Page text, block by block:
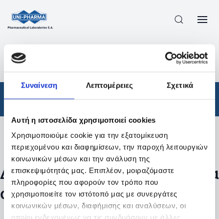
Συναίνεση Λεπτομέρειες Σχετικά
Αυτή η ιστοσελίδα χρησιμοποιεί cookies
Χρησιμοποιούμε cookie για την εξατομίκευση
περιεχομένου και διαφημίσεων, την παροχή λειτουργιών
κοινωνικών μέσων και την ανάλυση της
επισκεψιμότητάς μας. Επιπλέον, μοιραζόμαστε
πληροφορίες που αφορούν τον τρόπο που
χρησιμοποιείτε τον ιστότοπό μας με συνεργάτες
κοινωνικών μέσων, διαφήμισης και αναλύσεων, οι
οποίοι ενδεχομένως να τις συνδυάσουν με άλλες
ΠΡΟΪΟΝΤΑ ΣΥΝΤΑΓΟΓΡΑΦΟΎΜΕΝΑ
/
ΑΠΟΤΕΛΕΣΜΑΤΑ ΑΝΑΖΗΤΗΣΗΣ
Φάρμακα / Συνταγογραφούμενα
Φίλτρα
Δεν βρέθηκαν προϊόντα με τα
συγκεκριμένα φίλτρα